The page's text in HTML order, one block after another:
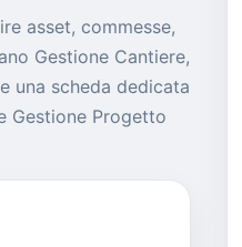
asset, commesse,
Gestione Cantiere,
una scheda dedicata
Gestione Progetto